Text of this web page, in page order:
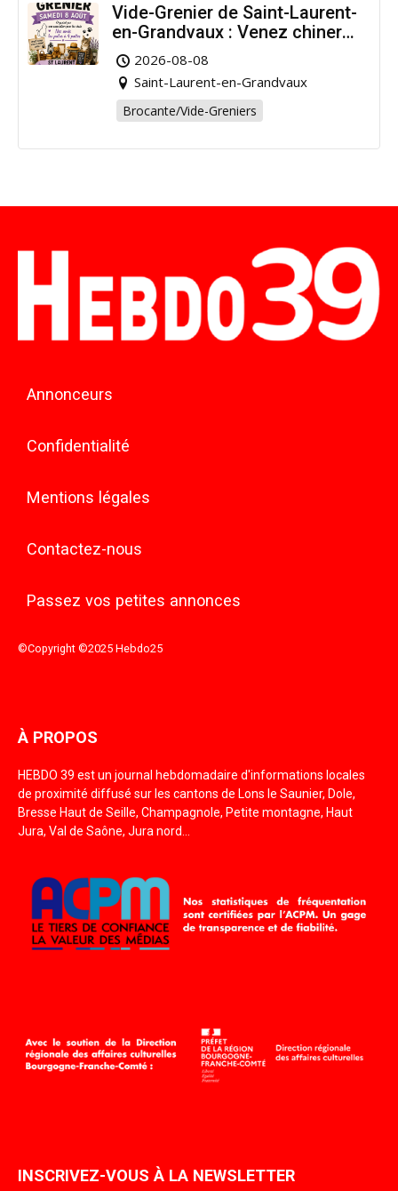
Vide-Grenier de Saint-Laurent-
en-Grandvaux : Venez chiner
pour la bonne cause !
2026-08-08
Saint-Laurent-en-Grandvaux
Brocante/Vide-Greniers